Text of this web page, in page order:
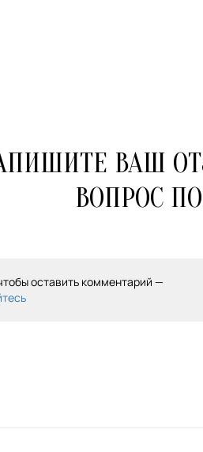
ВАШ
ВОПРОС
оставить комментарий —